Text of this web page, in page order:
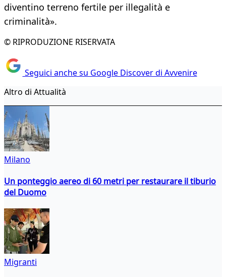
diventino terreno fertile per illegalità e
criminalità».
© RIPRODUZIONE RISERVATA
Seguici anche su Google Discover di Avvenire
Altro di Attualità
Milano
Un ponteggio aereo di 60 metri per restaurare il tiburio
del Duomo
Migranti